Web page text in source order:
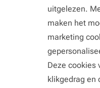
uitgelezen.
maken het
marketing
Deze cookies
klikgedrag en